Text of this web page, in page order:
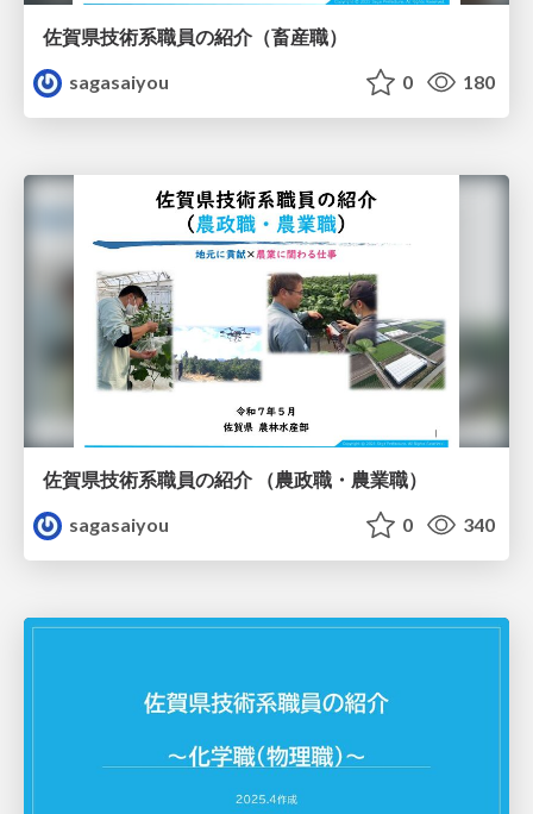
佐賀県技術系職員の紹介（畜産職）
sagasaiyou
0 180
佐賀県技術系職員の紹介 （農政職・農業職）
sagasaiyou
0 340